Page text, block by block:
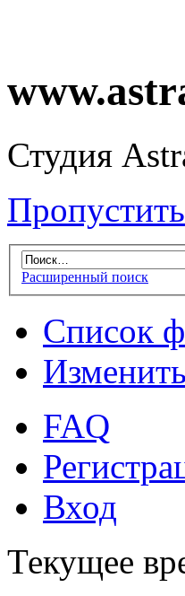
Студия
Пропустить
Расширенный поиск
Список
FAQ
Вход
Текущее